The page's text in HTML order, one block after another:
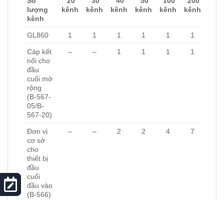
lượng
kênh
kênh
kênh
kênh
kênh
kênh
kênh
GL860 1 1 1 1 1 1
Cáp kết
nối cho
đầu
cuối mở
rộng
(B-567-
05/B-
567-20)
– – 1 1 1 1
Đơn vị
cơ sở
cho
thiết bị
đầu
cuối
đầu vào
(B-566)
– – 2 2 4 7